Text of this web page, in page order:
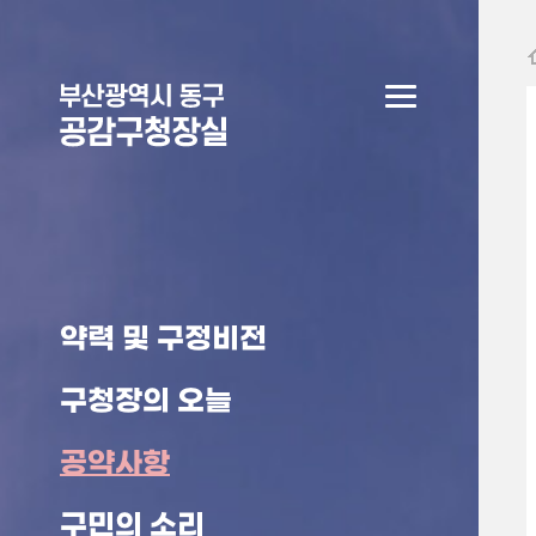
약력 및 구정비전
구청장의 오늘
공약사항
구민의 소리